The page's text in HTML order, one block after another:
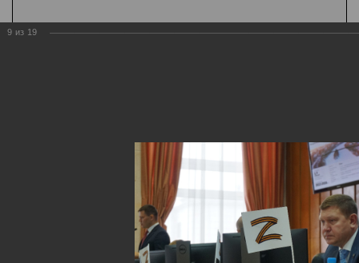
Государственная
организация
9 из 19